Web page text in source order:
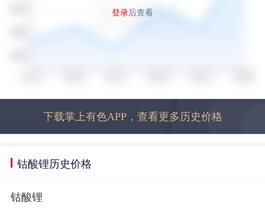
登录后查看
下载掌上有色APP，查看更多历史价格
钴酸锂历史价格
钴酸锂